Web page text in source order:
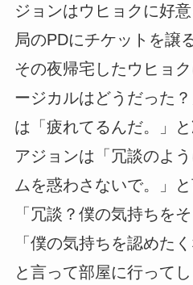
ジョンはウヒョクに好
局のPDにチケットを譲る
その夜帰宅したウヒョ
ージカルはどうだった
は「疲れてるんだ。」
アジョンは「冗談のよ
ムを惑わさないで。」
「冗談？僕の気持ちを
「僕の気持ちを認めた
と言って部屋に行ってし